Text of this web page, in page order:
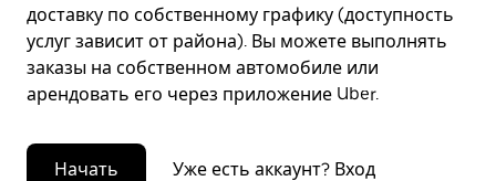
доставку по собственному графику (доступность
услуг зависит от района). Вы можете выполнять
заказы на собственном автомобиле или
арендовать его через приложение Uber.
Начать Уже есть аккаунт? Вход